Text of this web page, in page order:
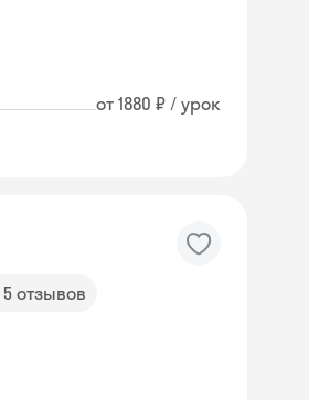
от 1880 ₽ / урок
5 отзывов